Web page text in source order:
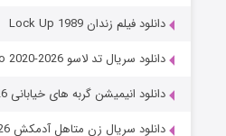
دانلود فیلم زندان Lock Up 1989
دانلود سریال تد لاسو Ted Lasso 2020-2026
دانلود انیمیشن گربه های خیابانی Alley Cats 2026
دانلود سریال زن متاهل آدمکش A Bona Fide Killer 2026